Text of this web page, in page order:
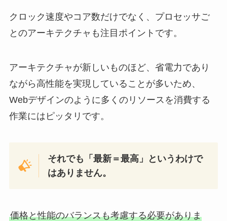
クロック速度やコア数だけでなく、プロセッサご
とのアーキテクチャも注目ポイントです。
アーキテクチャが新しいものほど、省電力であり
ながら高性能を実現していることが多いため、
Webデザインのように多くのリソースを消費する
作業にはピッタリです。
それでも「最新＝最高」というわけで
はありません。
価格と性能のバランスも考慮する必要がありま